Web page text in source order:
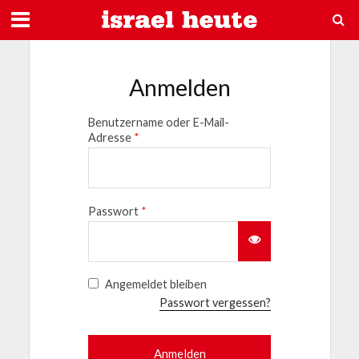
Anmelden
Benutzername oder E-Mail-
Adresse *
Passwort *
Angemeldet bleiben
Passwort vergessen?
Anmelden